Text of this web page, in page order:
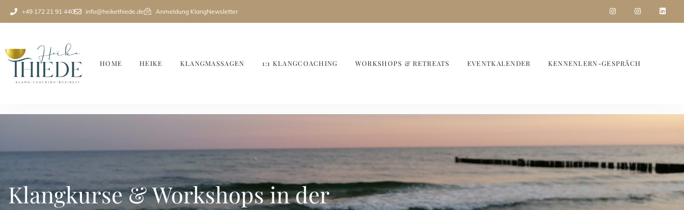
+49 172 21 91 440 info@heikethiede.de Anmeldung KlangNewsletter
HOME HEIKE KLANGMASSAGEN 1:1 KLANGCOACHING WORKSHOPS & RETREATS EVENTKALENDER KENNENLERN-GESPRÄCH
Klangkurse & Workshops in der